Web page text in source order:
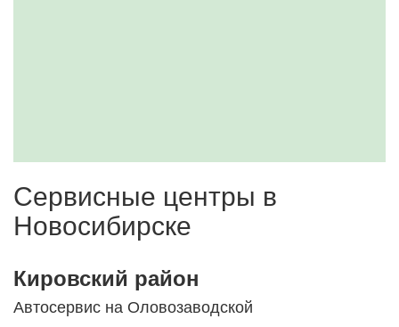
Сервисные центры в
Новосибирске
Кировский район
Автосервис на Оловозаводской